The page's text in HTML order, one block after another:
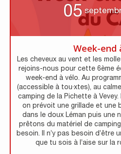
05
Week-end
Les cheveux au vent et les
rejoins-nous pour cette 6ème
week-end à vélo. Au
(accessible à tou·xtes), au
camping de la Pichette à
on prévoit une grillade et une
dans le doux Léman puis une
prêtons du matériel de
besoin. Il n’y pas besoin d’être
que tu sois à l’aise sur la